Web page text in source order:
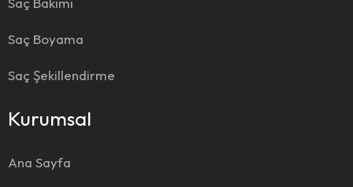
Saç Boyama
Saç Şekillendirme
Kurumsal
Ana Sayfa